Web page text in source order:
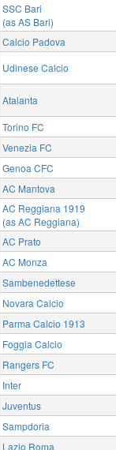
SSC Bari
(as AS Bari)
Calcio Padova
Udinese Calcio
Atalanta
Torino FC
Venezia FC
Genoa CFC
AC Mantova
AC Reggiana 1919
(as AC Reggiana)
AC Prato
AC Monza
Sambenedettese
Novara Calcio
Parma Calcio 1913
Foggia Calcio
Rangers FC
Inter
Juventus
Sampdoria
Lazio Roma